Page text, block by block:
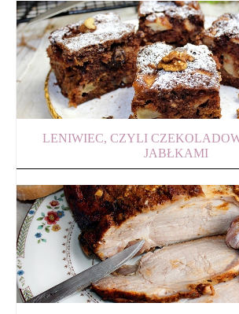
LENIWIEC, CZYLI
JABŁKAMI